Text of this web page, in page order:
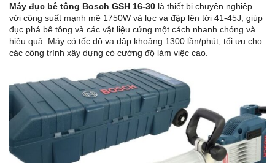
Máy đục bê tông Bosch GSH 16-30 là thiết bị chuyên nghiệp
với công suất mạnh mẽ 1750W và lực va đập lên tới 41-45J, giúp
đục phá bê tông và các vật liệu cứng một cách nhanh chóng và
hiệu quả. Máy có tốc độ va đập khoảng 1300 lần/phút, tối ưu cho
các công trình xây dựng có cường độ làm việc cao.